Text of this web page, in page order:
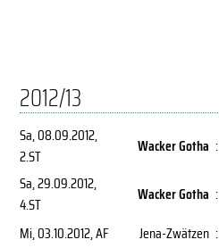
2012/13
Sa, 08.09.2012,
2.ST
Wacker Gotha :
Sa, 29.09.2012,
4.ST
Wacker Gotha :
Mi, 03.10.2012, AF Jena-Zwätzen :